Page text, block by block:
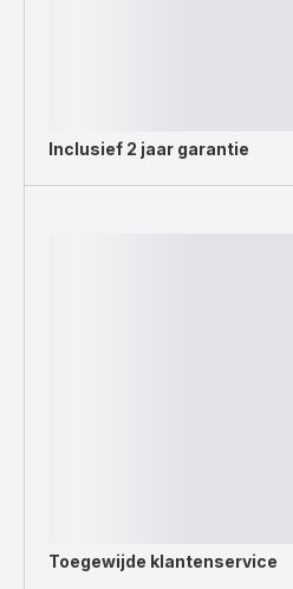
Inclusief 2 jaar garantie
Toegewijde klantenservice